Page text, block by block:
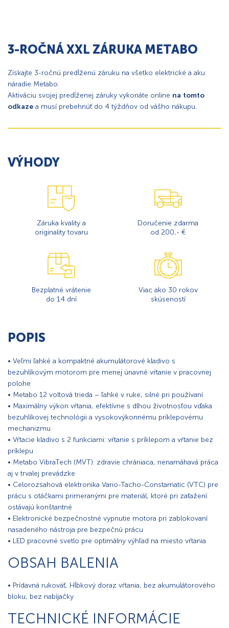
3-ROČNÁ XXL ZÁRUKA METABO
Získajte 3-ročnú predĺženú záruku na všetko elektrické a aku
náradie Metabo.
Aktiváciu svojej predĺženej záruky vykonáte online na tomto
odkaze a musí prebehnúť do 4 týždňov od vášho nákupu.
VÝHODY
Záruka kvality a
originality tovaru
Doručenie zdarma
od 200,- €
Bezplatné vrátenie
do 14 dní
Viac ako 30 rokov
skúseností
POPIS
• Veľmi ľahké a kompaktné akumulátorové kladivo s
bezuhlíkovým motorom pre menej únavné vŕtanie v pracovnej
polohe
• Metabo 12 voltová trieda – ľahké v ruke, silné pri používaní
• Maximálny výkon vŕtania, efektívne s dlhou životnosťou vďaka
bezuhlíkovej technológii a vysokovýkonnému príklepovému
mechanizmu
• Vŕtacie kladivo s 2 funkciami: vŕtanie s príklepom a vŕtanie bez
príklepu
• Metabo VibraTech (MVT): zdravie chrániaca, nenamáhavá práca
aj v trvalej prevádzke
• Celorozsahová elektronika Vario-Tacho-Constamatic (VTC) pre
prácu s otáčkami primeranými pre materiál, ktoré pri zaťažení
ostávajú konštantné
• Elektronické bezpečnostné vypnutie motora pri zablokovaní
nasadeného nástroja pre bezpečnú prácu
• LED pracovné svetlo pre optimálny výhľad na miesto vŕtania
OBSAH BALENIA
• Prídavná rukoväť, Hĺbkový doraz vŕtania, bez akumulátorového
bloku, bez nabíjačky
TECHNICKÉ INFORMÁCIE